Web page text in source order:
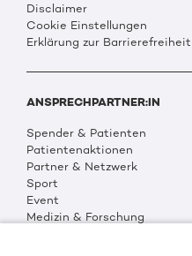
Disclaimer
Cookie Einstellungen
Erklärung zur Barrierefreiheit
ANSPRECHPARTNER:IN
Spender & Patienten
Patientenaktionen
Partner & Netzwerk
Sport
Event
Medizin & Forschung